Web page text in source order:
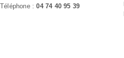
Téléphone :04 74 40 95 39